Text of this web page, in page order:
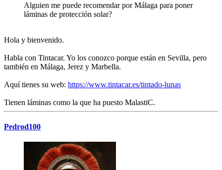
Alguien me puede recomendar por Málaga para poner
láminas de protección solar?
Hola y bienvenido.
Habla con Tintacar. Yo los conozco porque están en Sevilla, pero
también en Málaga, Jerez y Marbella.
Aquí tienes su web: https://www.tintacar.es/tintado-lunas
Tienen láminas como la que ha puesto MalastiC.
Pedrod100